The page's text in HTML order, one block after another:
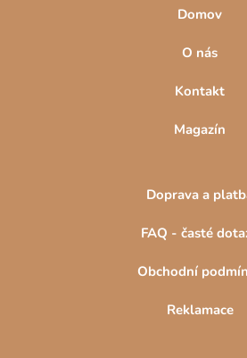
Domov
O nás
Kontakt
Magazín
Doprava a
FAQ - časté
Obchodní
Reklamace